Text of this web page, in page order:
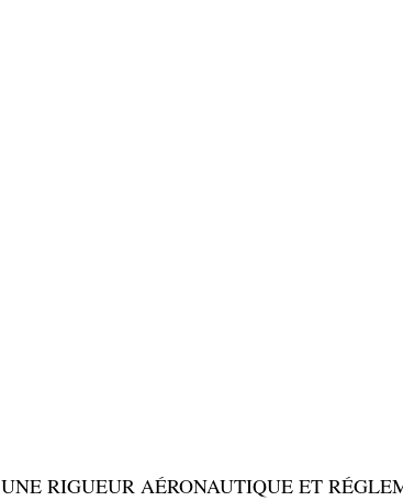
UNE RIGUEUR AÉRONAUTIQUE ET